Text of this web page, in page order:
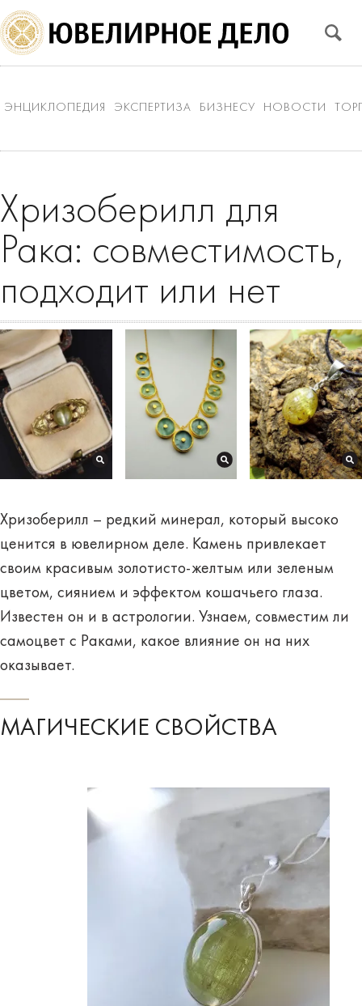
ЭНЦИКЛОПЕДИЯ ЭКСПЕРТИЗА БИЗНЕСУ НОВОСТИ
Хризоберилл для
Рака: совместимость,
подходит или нет
Хризоберилл – редкий минерал, который высоко
ценится в ювелирном деле. Камень привлекает
своим красивым золотисто-желтым или зеленым
цветом, сиянием и эффектом кошачьего глаза.
Известен он и в астрологии. Узнаем, совместим ли
самоцвет с Раками, какое влияние он на них
оказывает.
МАГИЧЕСКИЕ СВОЙСТВА